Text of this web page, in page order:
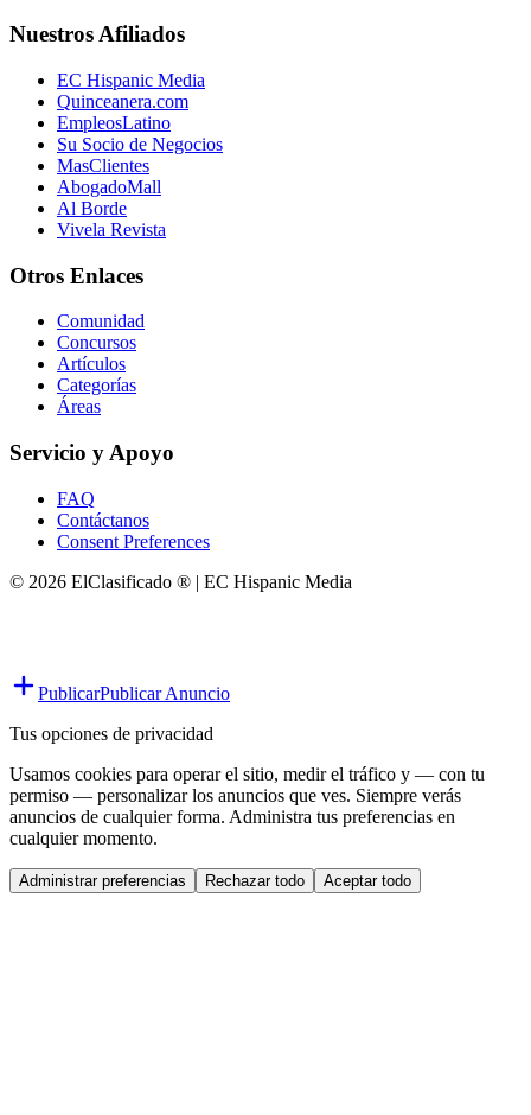
Nuestros Afiliados
EC Hispanic Media
Quinceanera.com
EmpleosLatino
Su Socio de Negocios
MasClientes
AbogadoMall
Al Borde
Vivela Revista
Otros Enlaces
Comunidad
Concursos
Artículos
Categorías
Áreas
Servicio y Apoyo
FAQ
Contáctanos
Consent Preferences
© 2026 ElClasificado ® | EC Hispanic Media
PublicarPublicar Anuncio
Tus opciones de privacidad
Usamos cookies para operar el sitio, medir el tráfico y — con tu
permiso — personalizar los anuncios que ves. Siempre verás
anuncios de cualquier forma. Administra tus preferencias en
cualquier momento.
Administrar preferencias Rechazar todo Aceptar todo